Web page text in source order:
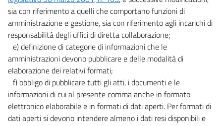
sia con riferimento a quelli che comportano funzioni di
amministrazione e gestione, sia con riferimento agli incarichi di
responsabilità degli uffici di diretta collaborazione;
e) definizione di categorie di informazioni che le
amministrazioni devono pubblicare e delle modalità di
elaborazione dei relativi formati;
f) obbligo di pubblicare tutti gli atti, i documenti e le
informazioni di cui al presente comma anche in formato
elettronico elaborabile e in formati di dati aperti. Per formati di
dati aperti si devono intendere almeno i dati resi disponibili e